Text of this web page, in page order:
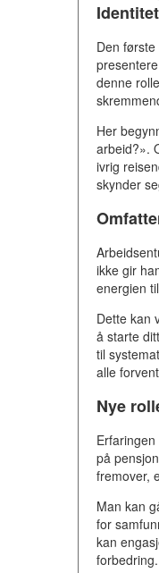
Den
denne
Her
arbeid?».
ivrig
skynder
ikke gir
energien
Dette kan
å starte
til
alle
Nye
på
fremover,
Man kan
for
kan